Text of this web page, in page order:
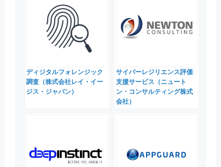
ディジタルフォレンジック
調査（株式会社レイ・イー
ジス・ジャパン）
サイバーレジリエンス評価
支援サービス（ニュート
ン・コンサルティング株式
会社）